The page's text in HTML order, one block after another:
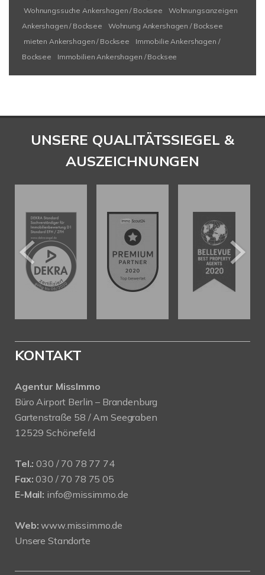
Wohnungssuche Ankershagen / Bocksee
Wohnungsanzeigen
Ankershagen / Bocksee
Wohnung Ankershagen / Bocksee
mieten Ankershagen / Bocksee
Immobilie Ankershagen /
Bocksee
Immobilien Ankershagen / Bocksee
UNSERE QUALITÄTSSIEGEL &
AUSZEICHNUNGEN
KONTAKT
Agentur MissImmo
Büro Airport Berlin – Brandenburg
Gartenstraße 58 / Am Seegraben
12529 Schönefeld
Tel.: 030 / 70 78 77 74
Fax: 030 / 70 78 75 05
E-Mail: info@missimmo.de
Web: www.missimmo.de
Unsere Standorte